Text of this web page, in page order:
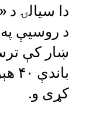
دا سیالۍ د
د روسیې
ښار کې
کړی و.